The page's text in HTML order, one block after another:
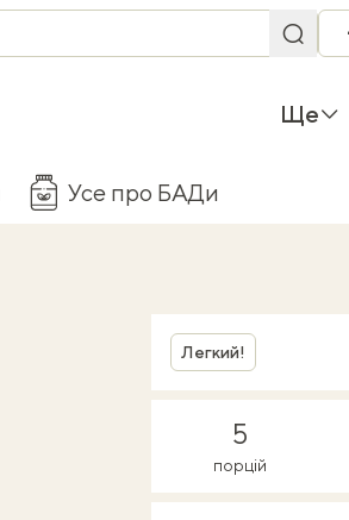
Ще
Усе про БАДи
Легкий!
5
порцій